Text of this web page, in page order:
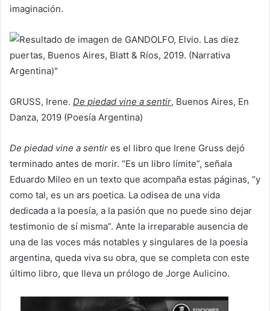
imaginación.
GRUSS, Irene. De piedad vine a sentir, Buenos Aires, En
Danza, 2019 (Poesía Argentina)
De piedad vine a sentir es el libro que Irene Gruss dejó
terminado antes de morir. “Es un libro límite”, señala
Eduardo Mileo en un texto que acompaña estas páginas, “y
como tal, es un ars poetica. La odisea de una vida
dedicada a la poesía, a la pasión que no puede sino dejar
testimonio de sí misma”. Ante la irreparable ausencia de
una de las voces más notables y singulares de la poesía
argentina, queda viva su obra, que se completa con este
último libro, que lleva un prólogo de Jorge Aulicino.